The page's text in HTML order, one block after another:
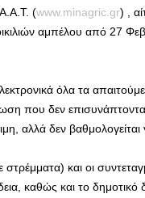
(www.minagric.gr) ,
αμπέλου από 27
όλα τα
που δεν
αλλά δεν βαθμολογείται
και οι
καθώς και το δημοτικό